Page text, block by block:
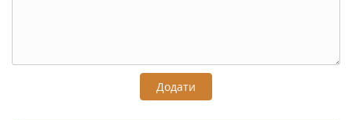
Додати